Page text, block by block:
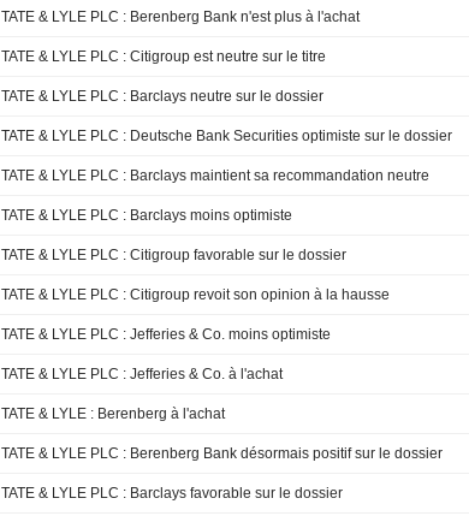
TATE & LYLE PLC : Berenberg Bank n'est plus à l'achat
TATE & LYLE PLC : Citigroup est neutre sur le titre
TATE & LYLE PLC : Barclays neutre sur le dossier
TATE & LYLE PLC : Deutsche Bank Securities optimiste sur le dossier
TATE & LYLE PLC : Barclays maintient sa recommandation neutre
TATE & LYLE PLC : Barclays moins optimiste
TATE & LYLE PLC : Citigroup favorable sur le dossier
TATE & LYLE PLC : Citigroup revoit son opinion à la hausse
TATE & LYLE PLC : Jefferies & Co. moins optimiste
TATE & LYLE PLC : Jefferies & Co. à l'achat
TATE & LYLE : Berenberg à l'achat
TATE & LYLE PLC : Berenberg Bank désormais positif sur le dossier
TATE & LYLE PLC : Barclays favorable sur le dossier